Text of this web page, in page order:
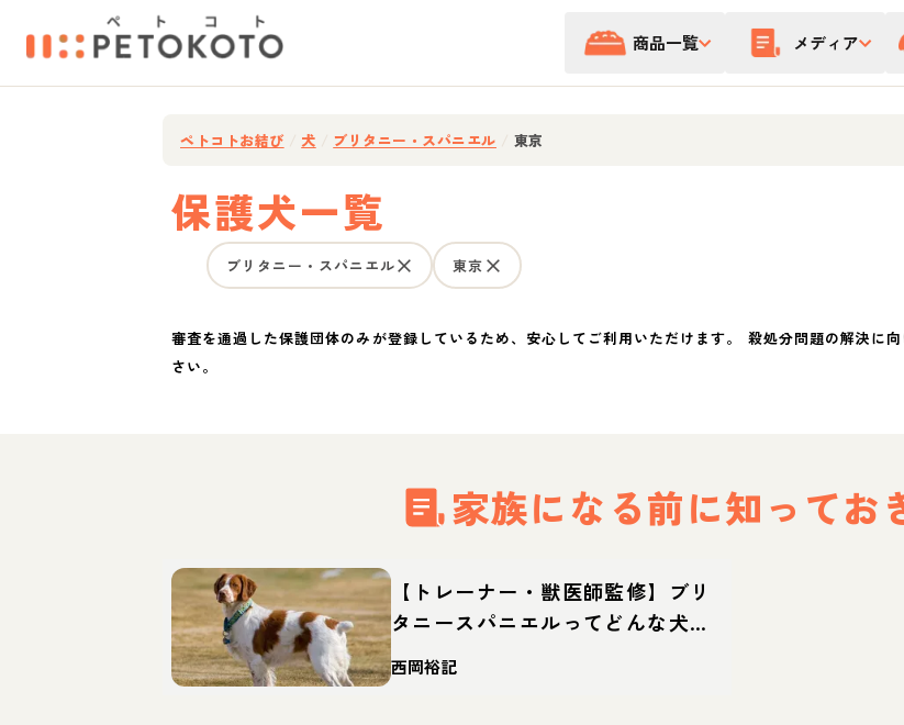
商品一覧 メディア
ペトコトお結び 犬 ブリタニー・スパニエル 東京
保護犬一覧
ブリタニー・スパニエル 東京
審査を通過した保護団体のみが登録しているため、安心してご利用いただけます。 殺処分問題の解決に
さい。
家族になる前に知ってお
【トレーナー・獣医師監修】ブリ
タニースパニエルってどんな犬？
性格・特徴・育て方・迎え方
西岡裕記